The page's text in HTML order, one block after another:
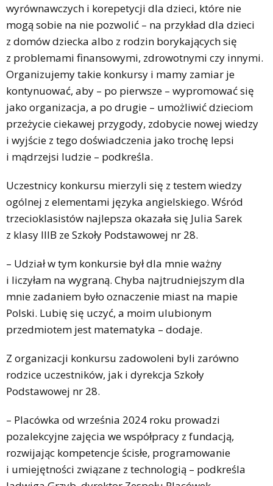
wyrównawczych i korepetycji dla dzieci, które nie
mogą sobie na nie pozwolić – na przykład dla dzieci
z domów dziecka albo z rodzin borykających się
z problemami finansowymi, zdrowotnymi czy innymi.
Organizujemy takie konkursy i mamy zamiar je
kontynuować, aby – po pierwsze – wypromować się
jako organizacja, a po drugie – umożliwić dzieciom
przeżycie ciekawej przygody, zdobycie nowej wiedzy
i wyjście z tego doświadczenia jako trochę lepsi
i mądrzejsi ludzie – podkreśla.
Uczestnicy konkursu mierzyli się z testem wiedzy
ogólnej z elementami języka angielskiego. Wśród
trzecioklasistów najlepsza okazała się Julia Sarek
z klasy IIIB ze Szkoły Podstawowej nr 28.
– Udział w tym konkursie był dla mnie ważny
i liczyłam na wygraną. Chyba najtrudniejszym dla
mnie zadaniem było oznaczenie miast na mapie
Polski. Lubię się uczyć, a moim ulubionym
przedmiotem jest matematyka – dodaje.
Z organizacji konkursu zadowoleni byli zarówno
rodzice uczestników, jak i dyrekcja Szkoły
Podstawowej nr 28.
– Placówka od września 2024 roku prowadzi
pozalekcyjne zajęcia we współpracy z fundacją,
rozwijając kompetencje ścisłe, programowanie
i umiejętności związane z technologią – podkreśla